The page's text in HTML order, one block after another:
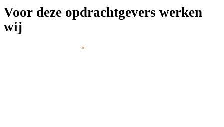
Voor deze opdrachtgevers werken
wij